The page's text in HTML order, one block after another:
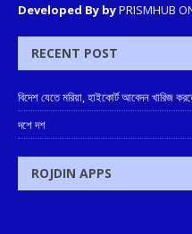
Developed By byPRISMHUB
RECENT POST
বিদেশ যেতে মরিয়া, হাইকোর্ট আবেদন খারিজ
দশে দশ
ROJDIN APPS